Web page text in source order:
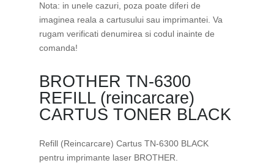
Nota: in unele cazuri, poza poate diferi de
imaginea reala a cartusului sau imprimantei. Va
rugam verificati denumirea si codul inainte de
comanda!
BROTHER TN-6300
REFILL (reincarcare)
CARTUS TONER BLACK
Refill (Reincarcare) Cartus TN-6300 BLACK
pentru imprimante laser BROTHER.